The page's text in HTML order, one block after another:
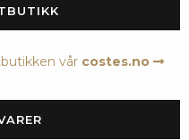
vår costes.no